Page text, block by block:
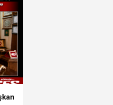
İLK MÜDAHALE